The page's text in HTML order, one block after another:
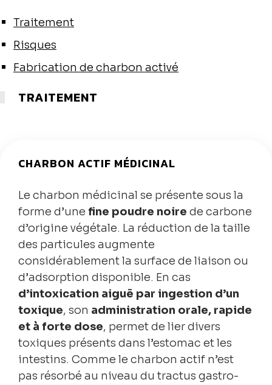
Traitement
Risques
Fabrication de charbon activé
TRAITEMENT
CHARBON ACTIF MÉDICINAL
Le charbon médicinal se présente sous la
forme d’une fine poudre noire de carbone
d’origine végétale. La réduction de la taille
des particules augmente
considérablement la surface de liaison ou
d’adsorption disponible. En cas
d’intoxication aiguë par ingestion d’un
toxique, son administration orale, rapide
et à forte dose, permet de lier divers
toxiques présents dans l’estomac et les
intestins. Comme le charbon actif n’est
pas résorbé au niveau du tractus gastro-